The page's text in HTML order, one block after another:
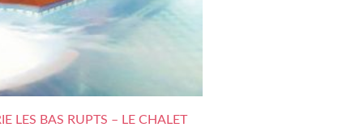
LES BAS RUPTS – LE CHALET